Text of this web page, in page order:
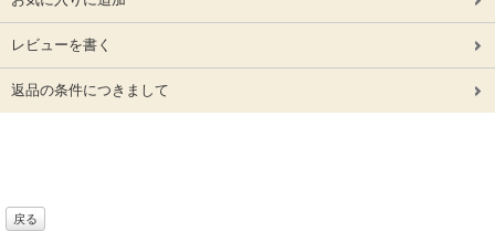
レビューを書く
返品の条件につきまして
戻る